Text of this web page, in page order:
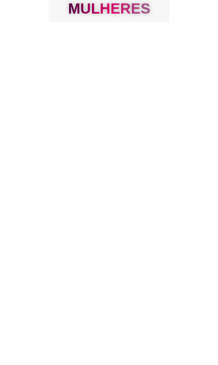
MULHERES